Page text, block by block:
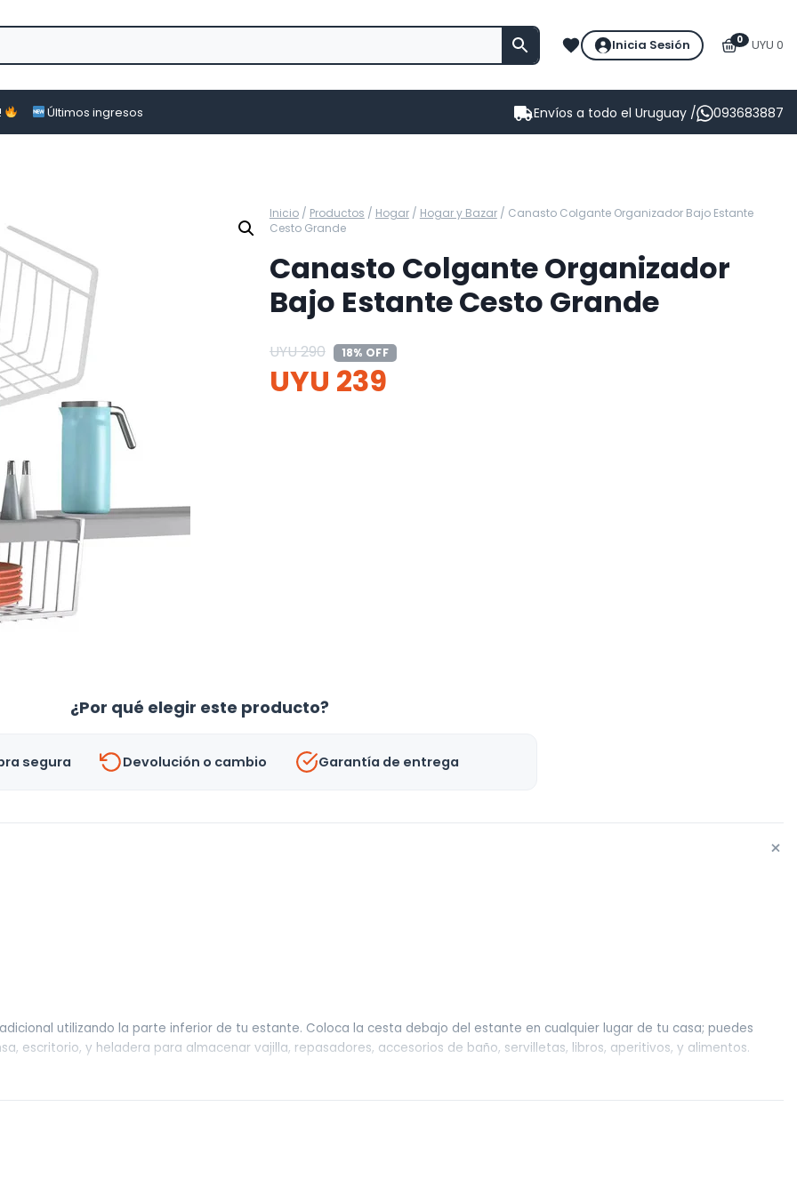
Inicia Sesión 0 UYU 0
Últimos ingresos Envíos a todo el Uruguay / 093683887
Inicio / Productos / Hogar / Hogar y Bazar / Canasto Colgante Organizador Bajo Estante
Cesto Grande
Canasto Colgante Organizador
Bajo Estante Cesto Grande
UYU290 18% OFF
UYU 239
¿Por qué elegir este producto?
segura Devolución o cambio Garantía de entrega
+
utilizando la parte inferior de tu estante. Coloca la cesta debajo del estante en cualquier lugar de tu casa; puedes
escritorio, y heladera para almacenar vajilla, repasadores, accesorios de baño, servilletas, libros, aperitivos, y alimentos.